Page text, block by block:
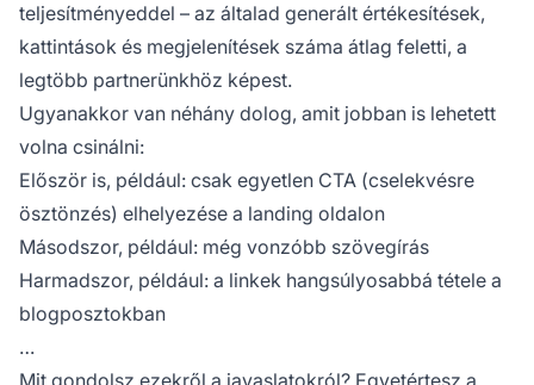
teljesítményeddel – az általad generált értékesítések,
kattintások és megjelenítések száma átlag feletti, a
legtöbb partnerünkhöz képest.
Ugyanakkor van néhány dolog, amit jobban is lehetett
volna csinálni:
Először is, például: csak egyetlen CTA (cselekvésre
ösztönzés) elhelyezése a landing oldalon
Másodszor, például: még vonzóbb szövegírás
Harmadszor, például: a linkek hangsúlyosabbá tétele a
blogposztokban
…